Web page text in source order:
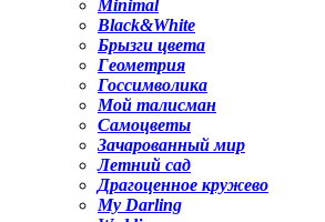
Minimal
Black&White
Брызги цвета
Геометрия
Госсимволика
Мой талисман
Самоцветы
Зачарованный мир
Летний сад
Драгоценное кружево
My Darling